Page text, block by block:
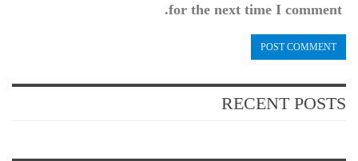
for the next time I comment.
RECENT POSTS